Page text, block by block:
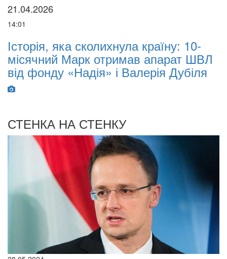
21.04.2026
14:01
Історія, яка сколихнула країну: 10-
місячний Марк отримав апарат ШВЛ
від фонду «Надія» і Валерія Дубіля
СТЕНКА НА СТЕНКУ